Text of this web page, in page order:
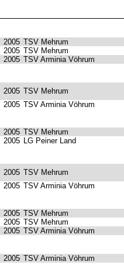
2005 TSV Mehrum
2005 TSV Mehrum
2005 TSV Arminia Vöhrum
2005 TSV Mehrum
2005 TSV Arminia Vöhrum
2005 TSV Mehrum
2005 LG Peiner Land
2005 TSV Mehrum
2005 TSV Arminia Vöhrum
2005 TSV Mehrum
2005 TSV Mehrum
2005 TSV Arminia Vöhrum
2005 TSV Arminia Vöhrum